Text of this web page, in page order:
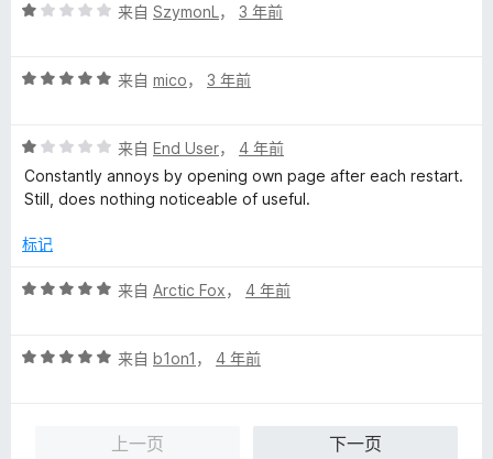
评
/
来自 SzymonL ， 3 年前
评
/
5
来自 mico， 3 年前
评
分
1
5
来自 End User， 4 年前
Constantly annoys by opening own page after each restart.
Still, does nothing noticeable of useful.
标记
评
/
来自 Arctic Fox， 4 年前
评
来自 b1on1 ， 4 年前
上一页
下一页